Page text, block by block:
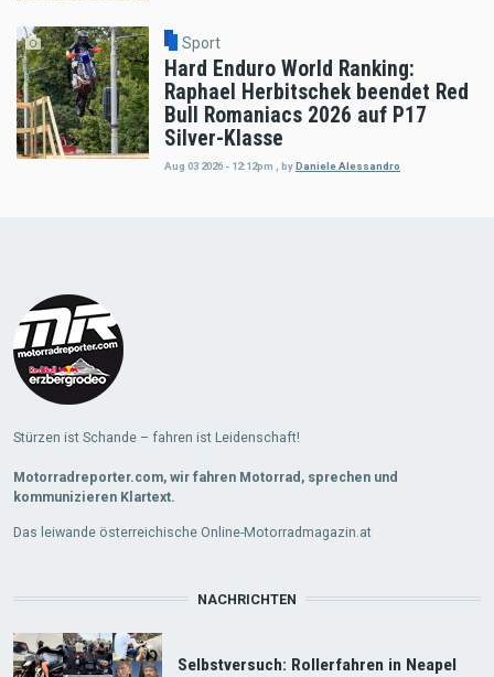
Sport
Hard Enduro World Ranking:
Raphael Herbitschek beendet Red
Bull Romaniacs 2026 auf P17
Silver-Klasse
Aug 03 2026 - 12:12pm byDaniele Alessandro
Stürzen ist Schande – fahren ist Leidenschaft!
Motorradreporter.com, wir fahren Motorrad, sprechen und
kommunizieren Klartext.
Das leiwande österreichische Online-Motorradmagazin.at
NACHRICHTEN
Selbstversuch: Rollerfahren in Neapel